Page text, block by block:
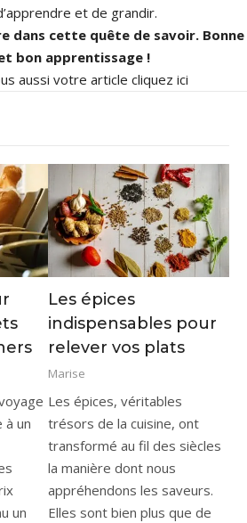
et de grandir.
dans cette quête de savoir. Bonne
bon apprentissage !
aussi votre article cliquez ici
à un
un
Les épices
indispensables pour
relever vos plats
Marise
Les épices, véritables
trésors de la cuisine, ont
transformé au fil des siècles
la manière dont nous
appréhendons les saveurs.
Elles sont bien plus que de